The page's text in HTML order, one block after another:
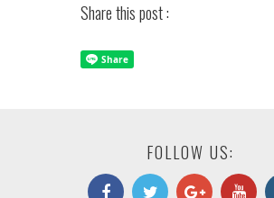
Share this post :
FOLLOW US: